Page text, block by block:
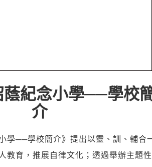
紀念小學──學校
介
學──學校簡介》提出以靈、訓、輔合
教育，推展自律文化；透過舉辦主題性